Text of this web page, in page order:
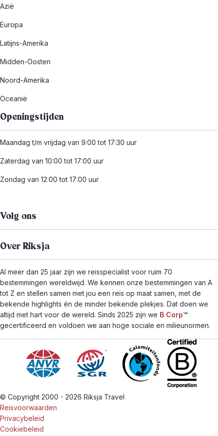
Azië
Europa
Latijns-Amerika
Midden-Oosten
Noord-Amerika
Oceanië
Openingstijden
Maandag t/m vrijdag van 9:00 tot 17:30 uur
Zaterdag van 10:00 tot 17:00 uur
Zondag van 12:00 tot 17:00 uur
Volg ons
Over Riksja
Al meer dan 25 jaar zijn we reisspecialist voor ruim 70
bestemmingen wereldwijd. We kennen onze bestemmingen van A
tot Z en stellen samen met jou een reis op maat samen, met de
bekende highlights én de minder bekende plekjes. Dat doen we
altijd met hart voor de wereld. Sinds 2025 zijn we B Corp™
gecertificeerd en voldoen we aan hoge sociale en milieunormen.
© Copyright 2000 - 2026 Riksja Travel
Reisvoorwaarden
Privacybeleid
Cookiebeleid